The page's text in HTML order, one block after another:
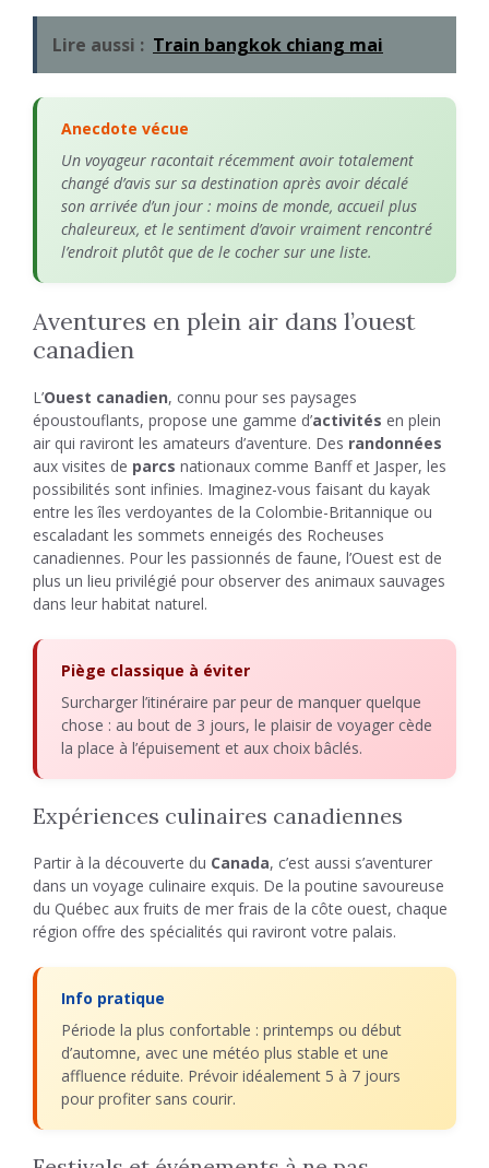
Lire aussi : Train bangkok chiang mai
Anecdote vécue
Un voyageur racontait récemment avoir totalement
changé d’avis sur sa destination après avoir décalé
son arrivée d’un jour : moins de monde, accueil plus
chaleureux, et le sentiment d’avoir vraiment rencontré
l’endroit plutôt que de le cocher sur une liste.
Aventures en plein air dans l’ouest
canadien
L’Ouest canadien, connu pour ses paysages
époustouflants, propose une gamme d’activités en plein
air qui raviront les amateurs d’aventure. Des randonnées
aux visites de parcs nationaux comme Banff et Jasper, les
possibilités sont infinies. Imaginez-vous faisant du kayak
entre les îles verdoyantes de la Colombie-Britannique ou
escaladant les sommets enneigés des Rocheuses
canadiennes. Pour les passionnés de faune, l’Ouest est de
plus un lieu privilégié pour observer des animaux sauvages
dans leur habitat naturel.
Piège classique à éviter
Surcharger l’itinéraire par peur de manquer quelque
chose : au bout de 3 jours, le plaisir de voyager cède
la place à l’épuisement et aux choix bâclés.
Expériences culinaires canadiennes
Partir à la découverte du Canada, c’est aussi s’aventurer
dans un voyage culinaire exquis. De la poutine savoureuse
du Québec aux fruits de mer frais de la côte ouest, chaque
région offre des spécialités qui raviront votre palais.
Info pratique
Période la plus confortable : printemps ou début
d’automne, avec une météo plus stable et une
affluence réduite. Prévoir idéalement 5 à 7 jours
pour profiter sans courir.